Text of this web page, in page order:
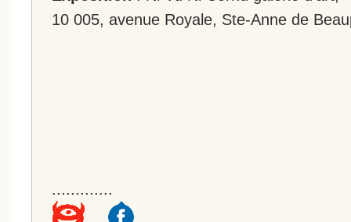
10 005, avenue Royale, Ste-Anne de
.............